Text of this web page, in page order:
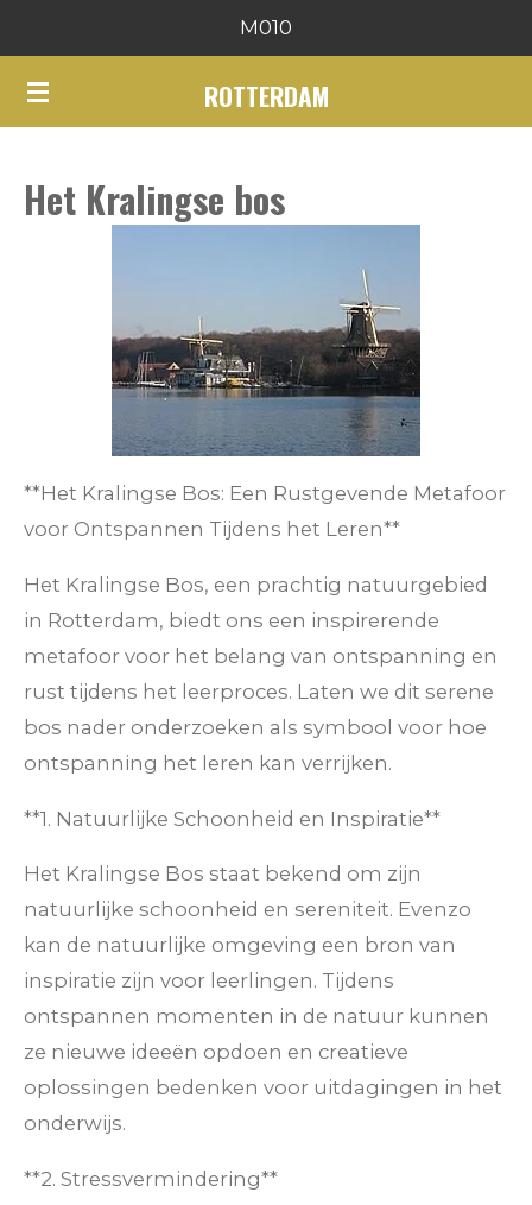
direct
naar
de
ROTTERDAM
M010
Het Kralingse bos
**Het Kralingse Bos: Een Rustgevende Metafoor
voor Ontspannen Tijdens het Leren**
Het Kralingse Bos, een prachtig natuurgebied
in Rotterdam, biedt ons een inspirerende
metafoor voor het belang van ontspanning en
rust tijdens het leerproces. Laten we dit serene
bos nader onderzoeken als symbool voor hoe
ontspanning het leren kan verrijken.
**1. Natuurlijke Schoonheid en Inspiratie**
Het Kralingse Bos staat bekend om zijn
natuurlijke schoonheid en sereniteit. Evenzo
kan de natuurlijke omgeving een bron van
inspiratie zijn voor leerlingen. Tijdens
ontspannen momenten in de natuur kunnen
ze nieuwe ideeën opdoen en creatieve
oplossingen bedenken voor uitdagingen in het
onderwijs.
**2. Stressvermindering**